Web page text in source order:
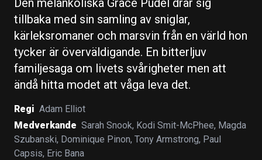
Den melankoliska Grace Pudel drar sig
tillbaka med sin samling av sniglar,
kärleksromaner och marsvin från en värld hon
tycker är överväldigande. En bitterljuv
familjesaga om livets svårigheter men att
ändå hitta modet att våga leva det.
Regi Adam Elliot
Medverkande Sarah Snook, Kodi Smit-McPhee, Magda
Szubanski, Dominique Pinon, Tony Armstrong, Paul
Capsis, Eric Bana